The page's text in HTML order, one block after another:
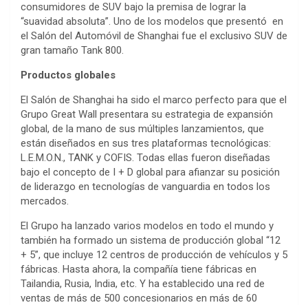
consumidores de SUV bajo la premisa de lograr la
“suavidad absoluta”. Uno de los modelos que presentó en
el Salón del Automóvil de Shanghai fue el exclusivo SUV de
gran tamaño Tank 800.
Productos globales
El Salón de Shanghai ha sido el marco perfecto para que el
Grupo Great Wall presentara su estrategia de expansión
global, de la mano de sus múltiples lanzamientos, que
están diseñados en sus tres plataformas tecnológicas:
L.E.M.O.N., TANK y COFIS. Todas ellas fueron diseñadas
bajo el concepto de I + D global para afianzar su posición
de liderazgo en tecnologías de vanguardia en todos los
mercados.
El Grupo ha lanzado varios modelos en todo el mundo y
también ha formado un sistema de producción global “12
+ 5”, que incluye 12 centros de producción de vehículos y 5
fábricas. Hasta ahora, la compañía tiene fábricas en
Tailandia, Rusia, India, etc. Y ha establecido una red de
ventas de más de 500 concesionarios en más de 60